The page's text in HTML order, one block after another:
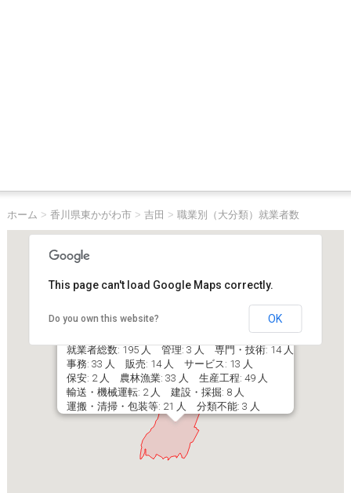
ホーム > 香川県東かがわ市> 吉田 > 職業別（大分類）就業者数
就業者総数: 195 人 管理: 3 人 専門・技術: 14 人
事務: 33 人 販売: 14 人 サービス: 13 人
保安: 2 人 農林漁業: 33 人 生産工程: 49 人
輸送・機械運転: 2 人 建設・採掘: 8 人
運搬・清掃・包装等: 21 人 分類不能: 3 人
This page can't load Google Maps correctly.
Do you own this website? OK